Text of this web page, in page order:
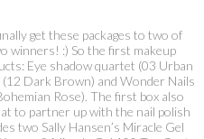
get these packages to two of
winners! :) So the first makeup
Eye shadow quartet (03 Urban
Dark Brown) and Wonder Nails
Rose). The first box also
to partner up with the nail polish
two Sally Hansen’s Miracle Gel